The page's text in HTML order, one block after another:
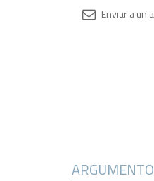
ARGUMENTO